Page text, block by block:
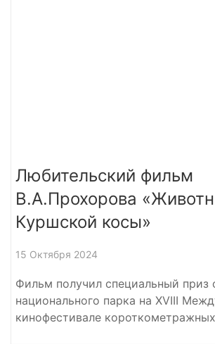
Любительский фильм
В.А.Прохорова
Куршской косы»
15 Октября 2024
Фильм получил специальный приз
национального парка на XVIII
кинофестивале